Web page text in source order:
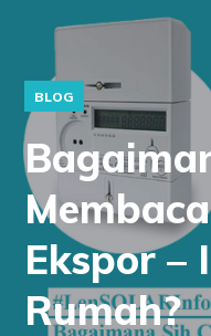
BLOG
Ekspor –
Rumah?